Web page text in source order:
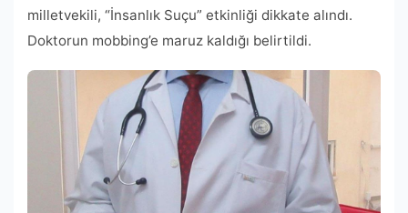
milletvekili, “İnsanlık Suçu” etkinliği dikkate alındı.
Doktorun mobbing’e maruz kaldığı belirtildi.